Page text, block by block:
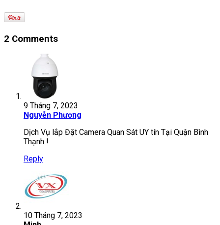
2 Comments
9 Tháng 7, 2023
Nguyễn Phương
Dịch Vụ lắp Đặt Camera Quan Sát UY tín Tại Quận Bình
Thạnh !
Reply
10 Tháng 7, 2023